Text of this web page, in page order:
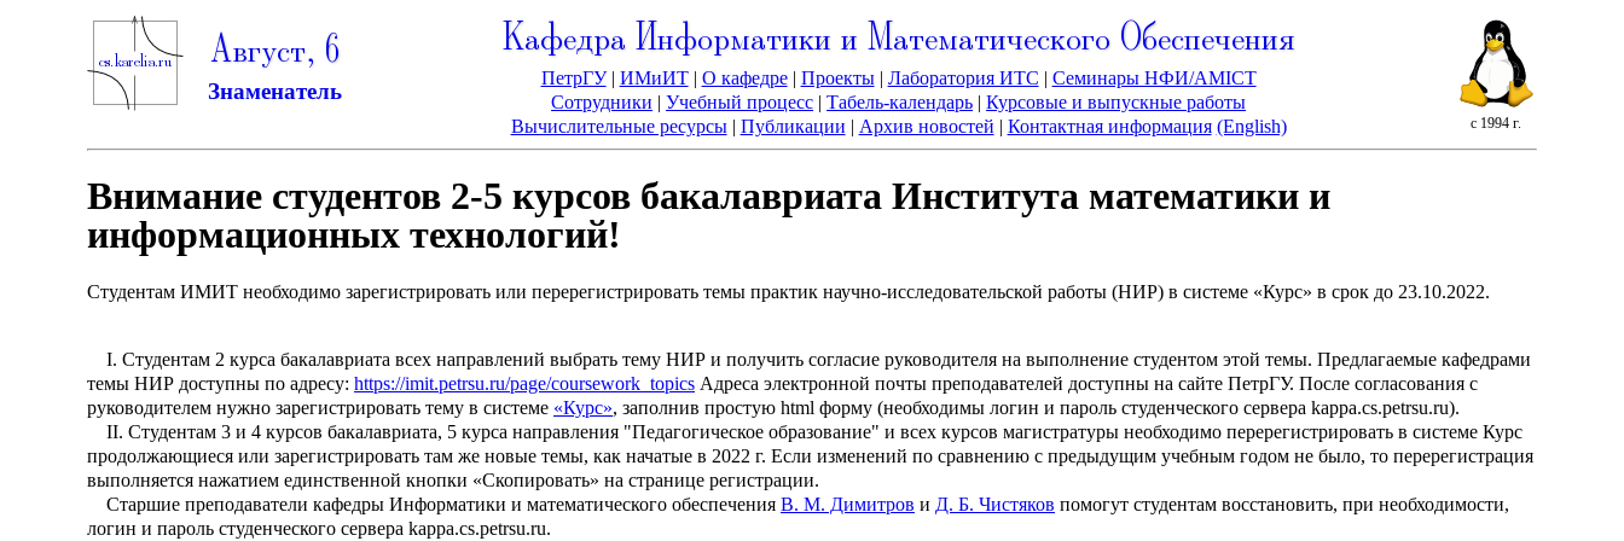
Август, 6
Знаменатель
с 1994 г.
Кафедра Информатики и Математического Обеспечения
ПетрГУ| ИМиИТ| О кафедре| Проекты| Лаборатория ИТС | Семинары НФИ/AMICT
Сотрудники |Учебный процесс |Табель-календарь |Курсовые и выпускные работы
Вычислительные ресурсы| Публикации | Архив новостей | Контактная информация (English)
Внимание студентов 2-5 курсов бакалавриата Института математики и
информационных технологий!
Студентам ИМИТ необходимо зарегистрировать или перерегистрировать темы практик научно-исследовательской работы (НИР) в системе «Курс» в срок до 23.10.2022.
I. Студентам 2 курса бакалавриата всех направлений выбрать тему НИР и получить согласие руководителя на выполнение студентом этой темы. Предлагаемые кафедрами
темы НИР доступны по адресу: https://imit.petrsu.ru/page/coursework_topics Адреса электронной почты преподавателей доступны на сайте ПетрГУ. После согласования с
руководителем нужно зарегистрировать тему в системе «Курс», заполнив простую html форму (необходимы логин и пароль студенческого сервера kappa.cs.petrsu.ru).
II. Студентам 3 и 4 курсов бакалавриата, 5 курса направления "Педагогическое образование" и всех курсов магистратуры необходимо перерегистрировать в системе Курс
продолжающиеся или зарегистрировать там же новые темы, как начатые в 2022 г. Если изменений по сравнению с предыдущим учебным годом не было, то перерегистрация
выполняется нажатием единственной кнопки «Скопировать» на странице регистрации.
Старшие преподаватели кафедры Информатики и математического обеспечения В. М. Димитров и Д. Б. Чистяков помогут студентам восстановить, при необходимости,
логин и пароль студенческого сервера kappa.cs.petrsu.ru.